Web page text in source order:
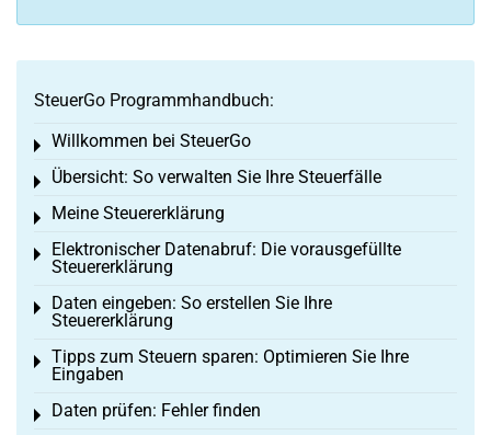
SteuerGo Programmhandbuch:
Willkommen bei SteuerGo
Toggle menu
Übersicht: So verwalten Sie Ihre Steuerfälle
Toggle menu
Meine Steuererklärung
Toggle menu
Elektronischer Datenabruf: Die vorausgefüllte
Steuererklärung
Toggle menu
Daten eingeben: So erstellen Sie Ihre
Steuererklärung
Toggle menu
Tipps zum Steuern sparen: Optimieren Sie Ihre
Eingaben
Toggle menu
Daten prüfen: Fehler finden
Toggle menu